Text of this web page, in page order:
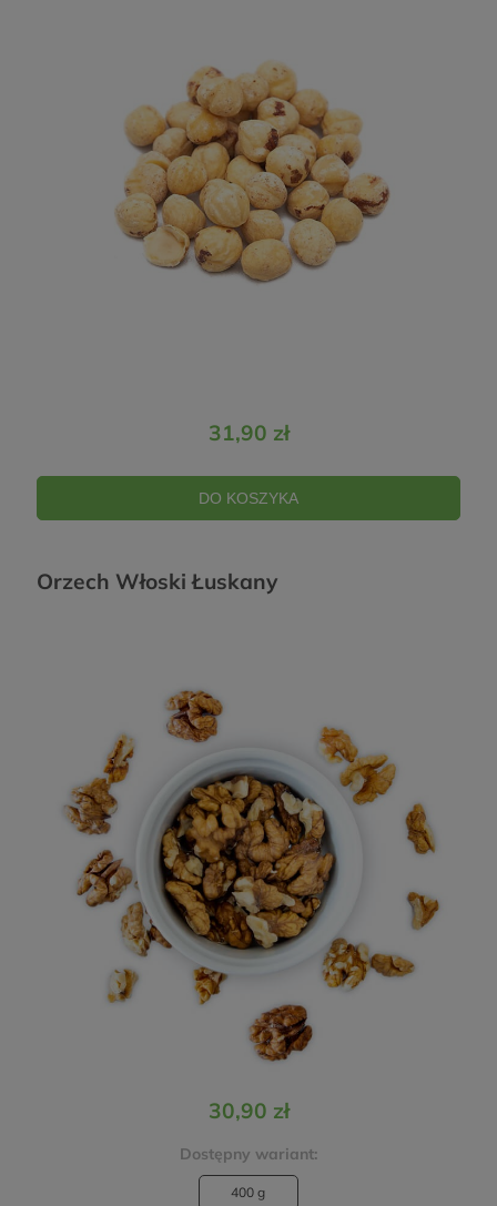
31,90 zł
DO KOSZYKA
Orzech Włoski Łuskany
30,90 zł
Dostępny wariant:
400 g